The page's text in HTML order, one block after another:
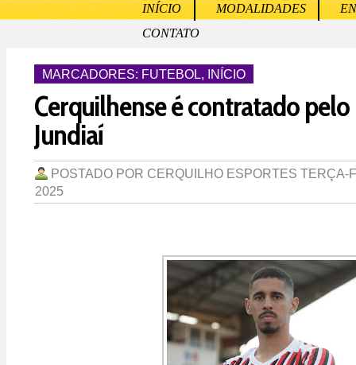
INÍCIO MODALIDADES
CONTATO
MARCADORES: FUTEBOL, INÍCIO
Cerquilhense é contratado
Jundiaí
POSTADO POR CERQUILHO ESPORTES TERÇA-
2025